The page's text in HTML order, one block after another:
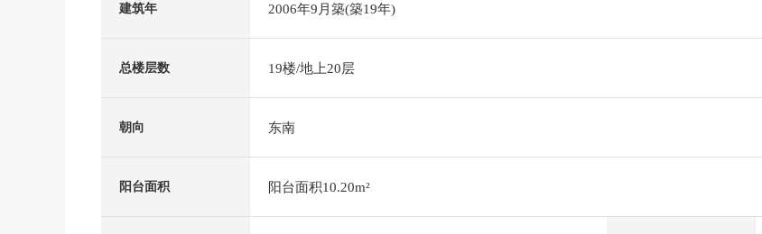
建筑年 2006年9月築(築19年)
总楼层数 19楼/地上20层
朝向 东南
阳台面积 阳台面积10.20m²